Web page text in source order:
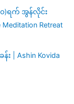
)ရက် အွန်လိုင်း
Meditation Retreat
| Ashin Kovida